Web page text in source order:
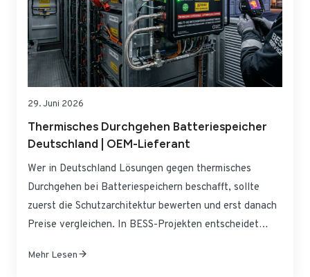
29. Juni 2026
Thermisches Durchgehen Batteriespeicher
Deutschland | OEM-Lieferant
Wer in Deutschland Lösungen gegen thermisches
Durchgehen bei Batteriespeichern beschafft, sollte
zuerst die Schutzarchitektur bewerten und erst danach
Preise vergleichen. In BESS-Projekten entscheidet
sondern das Zusammenspiel aus Zellchemie, BMS-
Mehr Lesen